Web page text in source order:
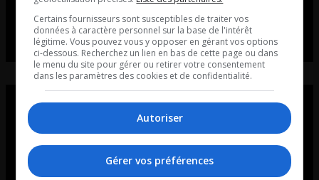
Certains fournisseurs sont susceptibles de traiter vos
données à caractère personnel sur la base de l'intérêt
légitime. Vous pouvez vous y opposer en gérant vos options
ci-dessous. Recherchez un lien en bas de cette page ou dans
le menu du site pour gérer ou retirer votre consentement
dans les paramètres des cookies et de confidentialité.
Autoriser
Gérer vos préférences